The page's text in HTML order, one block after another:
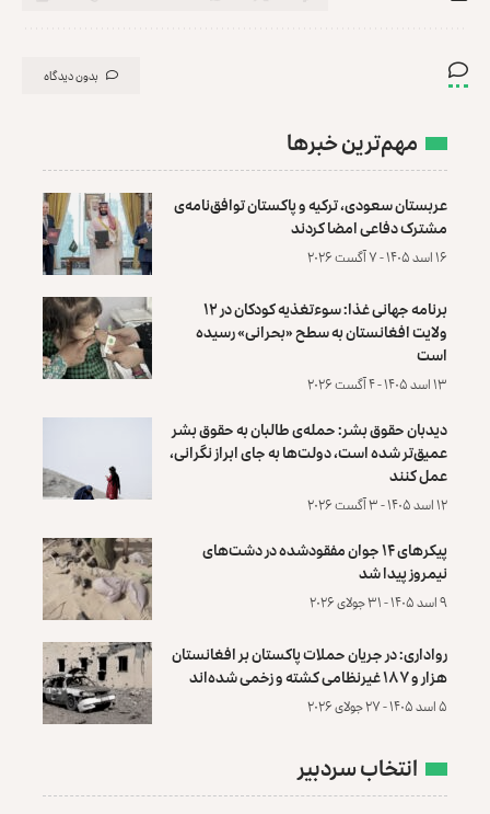
بدون دیدگاه
مهم‌ترین خبرها
عربستان سعودی، ترکیه و پاکستان توافق‌نامه‌ی
مشترک دفاعی امضا کردند
۱۶ اسد ۱۴۰۵ - ۷ آگست ۲۰۲۶
برنامه جهانی غذا: سوءتغذیه کودکان در ۱۲
ولایت افغانستان به سطح «بحرانی» رسیده
است
۱۳ اسد ۱۴۰۵ - ۴ آگست ۲۰۲۶
دیدبان حقوق بشر: حمله‌ی طالبان به حقوق بشر
عمیق‌تر شده است، دولت‌ها به جای ابراز نگرانی،
عمل کنند
۱۲ اسد ۱۴۰۵ - ۳ آگست ۲۰۲۶
پیکرهای ۱۴ جوان مفقودشده در دشت‌های
نیمروز پیدا شد
۹ اسد ۱۴۰۵ - ۳۱ جولای ۲۰۲۶
رواداری: در جریان حملات پاکستان بر افغانستان
هزار و ۱۸۷ غیرنظامی کشته و زخمی شده‌اند
۵ اسد ۱۴۰۵ - ۲۷ جولای ۲۰۲۶
انتخاب سردبیر